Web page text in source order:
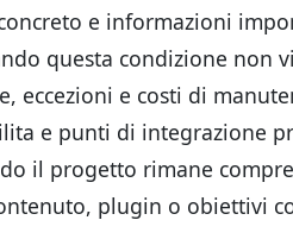
e informazioni
questa condizione non
eccezioni e costi di
e punti di integrazione
il progetto rimane
plugin o obiettivi